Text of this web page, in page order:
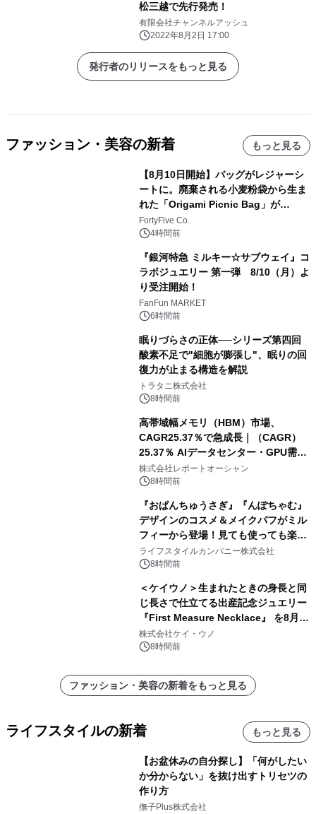
松三越で先行発売！
有限会社チャンネルアッシュ
2022年8月2日 17:00
発行者のリリースをもっと見る
ファッション・美容の新着 もっと見る
【8月10日開始】バッグがレジャーシ
ートに。廃棄される小麦粉袋から生ま
れた「Origami Picnic Bag」が
Makuakeに登場
FortyFive Co.
4時間前
『銀河特急 ミルキー☆サブウェイ』コ
ラボジュエリー 第一弾 8/10（月）よ
り受注開始！
FanFun MARKET
6時間前
眠りづらさの正体──シリーズ第四回
酸素不足で"細胞が膨張し"、眠りの回
復力が止まる構造を解説
トラタニ株式会社
8時間前
高帯域幅メモリ（HBM）市場、
CAGR25.37％で急成長｜（CAGR）
25.37％ AIデータセンター・GPU需要
拡大が2035年の市場成長を牽引
株式会社レポートオーシャン
8時間前
『おぱんちゅうさぎ』『んぽちゃむ』
デザインのコスメ＆メイクパフがミル
フィーから登場！見ても使っても楽し
い、ポップでキュートなコレクショ
ン。
ライフスタイルカンパニー株式会社
8時間前
＜ケイウノ＞生まれたときの身長と同
じ長さで仕立てる出産記念ジュエリー
『First Measure Necklace』 を8月14
日(金)に発売
株式会社ケイ・ウノ
8時間前
ファッション・美容の新着をもっと見る
ライフスタイルの新着 もっと見る
【お盆休みの自分探し】「何がしたい
か分からない」を抜け出すトリセツの
作り方
撫子Plus株式会社